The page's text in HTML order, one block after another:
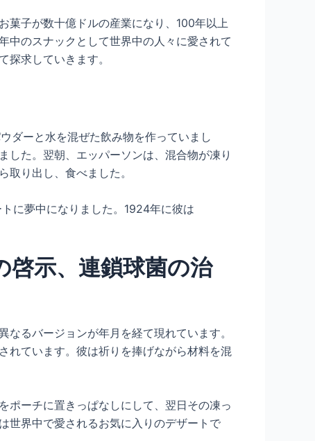
菓子が数十億ドルの産業になり、100年以上
中のスナックとして世界中の人々に愛されて
求していきます。
ダーと水を混ぜた飲み物を作っていまし
した。翌朝、エッパーソンは、混合物が凍り
り出し、食べました。
に夢中になりました。1924年に彼は
啓示、連鎖球菌の治
るバージョンが年月を経て現れています。
れています。彼は祈りを捧げながら材料を混
ポーチに置きっぱなしにして、翌日その凍っ
世界中で愛されるお気に入りのデザートで